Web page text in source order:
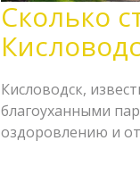
Сколько
Кисловодск,
благоуханными
оздоровлению и